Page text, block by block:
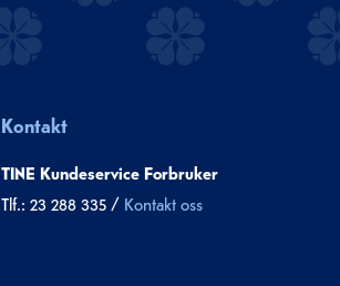
Kontakt
TINE Kundeservice Forbruker
Tlf.: 23 288 335 / Kontakt oss